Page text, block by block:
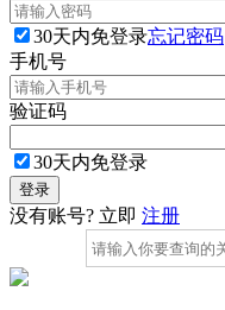
30天内免登录忘记密码
手机号
验证码
30天内免登录
没有账号? 立即 注册